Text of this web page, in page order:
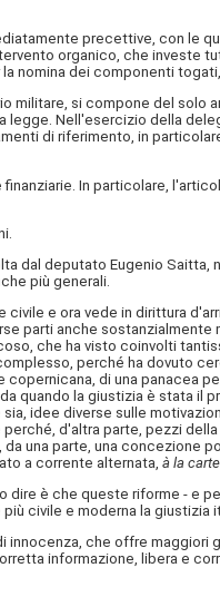
precettive, con le
organico, che investe
nomina dei componenti
si compone del
Nell'esercizio della
di riferimento, in
In particolare,
dal deputato Eugenio
più generali.
e ora vede in dirittura
parti anche
che ha visto coinvolti
perché ha dovuto
di una panacea
quando la giustizia è stata il
idee diverse sulle
d'altra parte, pezzi
una parte, una concezione
a corrente alternata, à la
è che queste riforme - e
civile e moderna la giustizia
che offre
informazione, libera e